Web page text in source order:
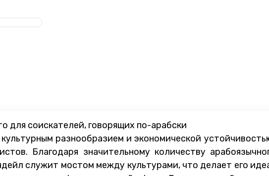
для соискателей, говорящих по-арабски
разнообразием и экономической
Благодаря значительному количеству
служит мостом между культурами, что делает его